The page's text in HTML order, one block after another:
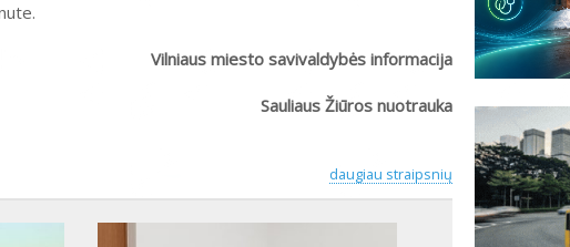
Vilniaus miesto savivaldybės informacija
Sauliaus Žiūros nuotrauka
daugiau straipsnių